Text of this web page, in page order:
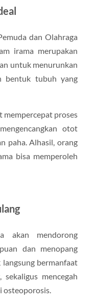
dan Olahraga
irama merupakan
untuk menurunkan
bentuk tubuh yang
mempercepat proses
otot
paha. Alhasil, orang
bisa memperoleh
akan mendorong
dan menopang
bermanfaat
mencegah
osteoporosis.